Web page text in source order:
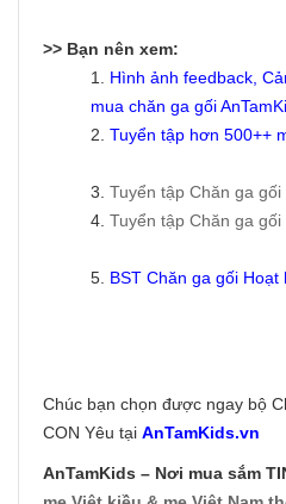
>> Bạn nên xem:
1. Hình ảnh feedback,
mua chăn ga gối
2. Tuyển tập hơn 500++
3. Tuyển tập Chăn ga
4. Tuyển tập Chăn ga
5. BST Chăn ga gối Hoạt
Chúc bạn chọn được ngay bộ
CON Yêu tại AnTamKids.vn
AnTamKids – Nơi mua sắm